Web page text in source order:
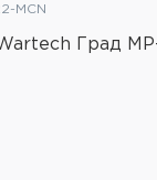
MCN
Град